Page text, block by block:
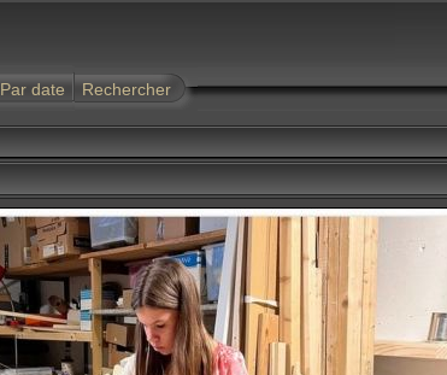
Par date Rechercher